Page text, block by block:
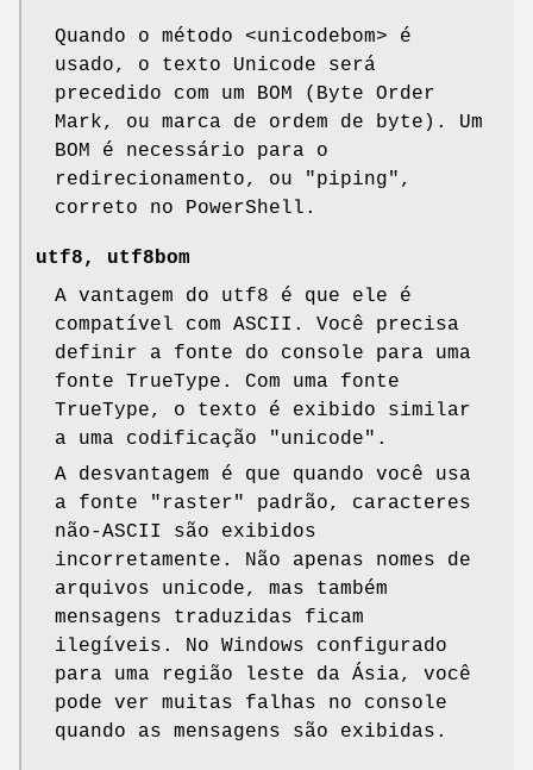
Quando o método <unicodebom> é
usado, o texto Unicode será
precedido com um BOM (Byte Order
Mark, ou marca de ordem de byte). Um
BOM é necessário para o
redirecionamento, ou "piping",
correto no PowerShell.
utf8, utf8bom
A vantagem do utf8 é que ele é
compatível com ASCII. Você precisa
definir a fonte do console para uma
fonte TrueType. Com uma fonte
TrueType, o texto é exibido similar
a uma codificação
"unicode" .
A desvantagem é que quando você usa
a fonte "raster" padrão, caracteres
não-ASCII são exibidos
incorretamente. Não apenas nomes de
arquivos unicode, mas também
mensagens traduzidas ficam
ilegíveis. No Windows configurado
para uma região leste da Ásia, você
pode ver muitas falhas no console
quando as mensagens são exibidas.